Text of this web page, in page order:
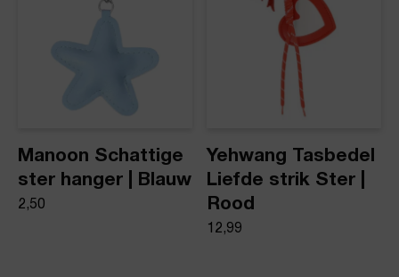
Manoon Schattige
ster hanger | Blauw
2,50
Yehwang Tasbedel
Liefde strik Ster |
Rood
12,99